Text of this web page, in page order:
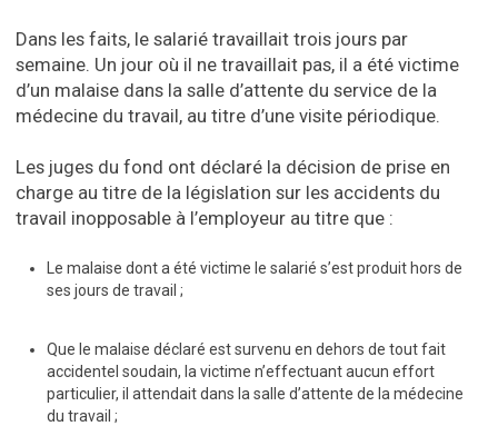
Dans les faits, le salarié travaillait trois jours par
semaine. Un jour où il ne travaillait pas, il a été victime
d’un malaise dans la salle d’attente du service de la
médecine du travail, au titre d’une visite périodique.
Les juges du fond ont déclaré la décision de prise en
charge au titre de la législation sur les accidents du
travail inopposable à l’employeur au titre que :
Le malaise dont a été victime le salarié s’est produit hors de
ses jours de travail ;
Que le malaise déclaré est survenu en dehors de tout fait
accidentel soudain, la victime n’effectuant aucun effort
particulier, il attendait dans la salle d’attente de la médecine
du travail ;